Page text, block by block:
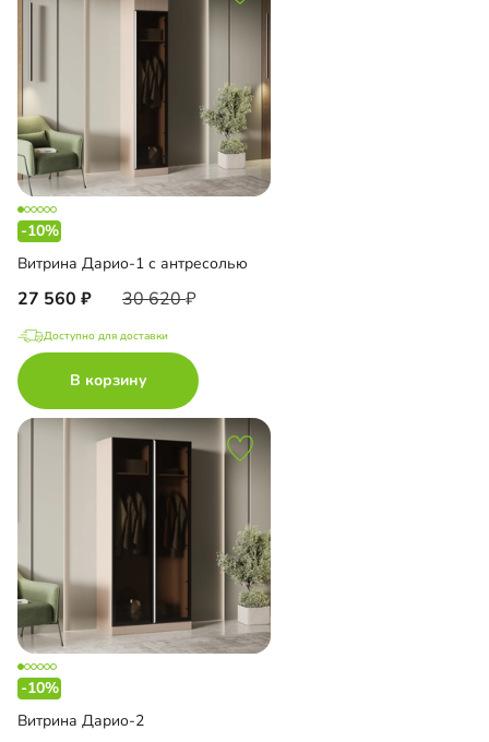
-10%
Витрина Дарио-1 с антресолью
27 560 30 620
Доступно для доставки
В корзину
-10%
Витрина Дарио-2